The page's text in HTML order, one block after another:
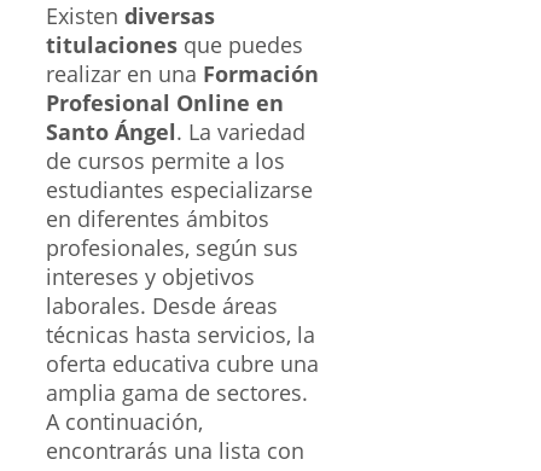
Existen diversas
titulaciones que puedes
realizar en una Formación
Profesional Online en
Santo Ángel. La variedad
de cursos permite a los
estudiantes especializarse
en diferentes ámbitos
profesionales, según sus
intereses y objetivos
laborales. Desde áreas
técnicas hasta servicios, la
oferta educativa cubre una
amplia gama de sectores.
A continuación,
encontrarás una lista con